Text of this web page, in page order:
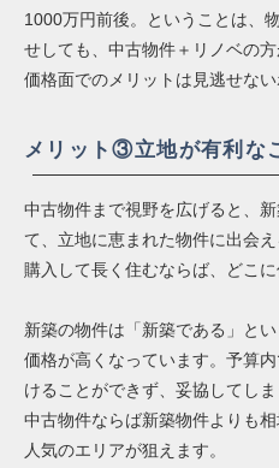
1000万円前後。ということは、
せしても、中古物件＋リノベの
価格面でのメリットは見逃せない
メリット③立地が有利な
中古物件まで視野を広げると、
て、立地に恵まれた物件に出会え
購入して長く住むならば、どこ
新築の物件は「新築である」と
価格が高くなっています。予算
けることができず、妥協してし
中古物件ならば新築物件よりも
人気のエリアが狙えます。